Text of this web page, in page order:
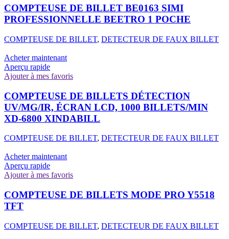
COMPTEUSE DE BILLET BE0163 SIMI
PROFESSIONNELLE BEETRO 1 POCHE
COMPTEUSE DE BILLET, DETECTEUR DE FAUX BILLET
Acheter maintenant
Aperçu rapide
Ajouter à mes favoris
COMPTEUSE DE BILLETS DÉTECTION
UV/MG/IR, ÉCRAN LCD, 1000 BILLETS/MIN
XD-6800 XINDABILL
COMPTEUSE DE BILLET, DETECTEUR DE FAUX BILLET
Acheter maintenant
Aperçu rapide
Ajouter à mes favoris
COMPTEUSE DE BILLETS MODE PRO Y5518
TFT
COMPTEUSE DE BILLET, DETECTEUR DE FAUX BILLET